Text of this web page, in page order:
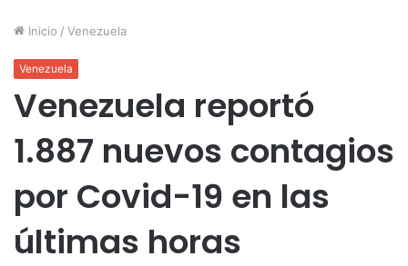
Inicio / Venezuela
Venezuela
Venezuela reportó
1.887 nuevos contagios
por Covid-19 en las
últimas horas